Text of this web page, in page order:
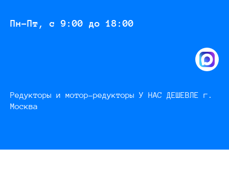
Пн-Пт, с 9:00 до 18:00
Редукторы и мотор-редукторы У НАС ДЕШЕВЛЕ г.
Москва